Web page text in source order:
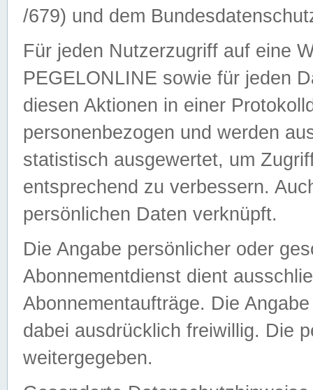
/679) und dem
Für jeden Nutzerzugriff auf eine
PEGELONLINE sowie für jeden
diesen Aktionen in einer
personenbezogen und werden
statistisch ausgewertet, um
entsprechend zu verbessern.
persönlichen Daten verknüpft.
Die Angabe persönlicher oder
Abonnementdienst dient
Abonnementaufträge. Die
dabei ausdrücklich freiwillig. Die
weitergegeben.